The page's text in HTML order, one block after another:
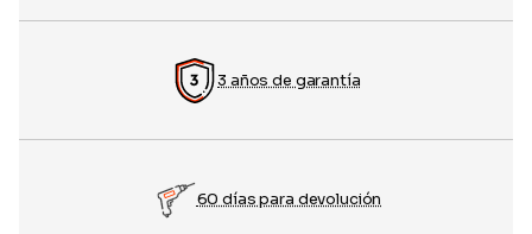
3 años de garantía
60 días para devolución